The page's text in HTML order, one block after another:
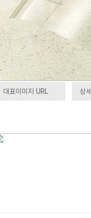
대표이미지 URL 상